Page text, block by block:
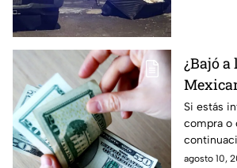
¿Bajó a
precio
de
Si estás
compra o
agosto 10,